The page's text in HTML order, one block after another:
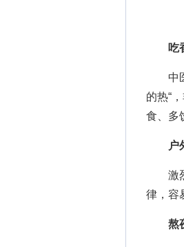
吃
中医
的热“
食、多
户
激烈
律，容
熬